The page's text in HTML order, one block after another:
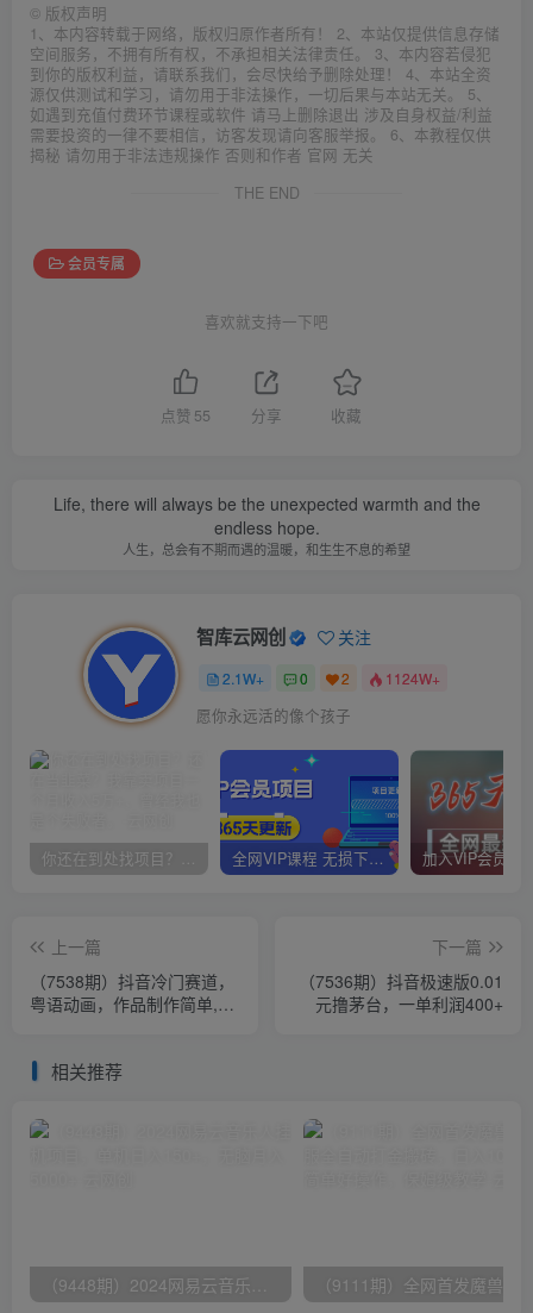
© 版权声明
1、本内容转载于网络，版权归原作者所有！ 2、本站仅提供信息存储
空间服务，不拥有所有权，不承担相关法律责任。 3、本内容若侵犯
到你的版权利益，请联系我们，会尽快给予删除处理！ 4、本站全资
源仅供测试和学习，请勿用于非法操作，一切后果与本站无关。 5、
如遇到充值付费环节课程或软件 请马上删除退出 涉及自身权益/利益
需要投资的一律不要相信，访客发现请向客服举报。 6、本教程仅供
揭秘 请勿用于非法违规操作 否则和作者 官网 无关
THE END
会员专属
喜欢就支持一下吧
点赞 55 分享 收藏
Life, there will always be the unexpected warmth and the
endless hope.
人生，总会有不期而遇的温暖，和生生不息的希望
智库云网创 关注
2.1W+ 0 2 1124W+
愿你永远活的像个孩子
你还在到处找项目？还在当韭菜？我靠卖项目一个月收入5万+，曾经我也是个失败者。 全网VIP课程 无损下载~
上一篇
（7538期）抖音冷门赛道，
粤语动画，作品制作简单,月
下一篇
（7536期）抖音极速版0.01
元撸茅台，一单利润400+
相关推荐